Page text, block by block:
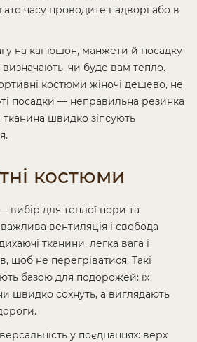
часу проводите надворі або в
на капюшон, манжети й посадку
визначають, чи буде вам тепло.
костюми жіночі дешево, не
посадки — неправильна резинка
швидко зіпсують
костюми
вибір для теплої пори та
вентиляція і свобода
тканини, легка вага і
щоб не перегріватися. Такі
базою для подорожей: їх
швидко сохнуть, а виглядають
у поєднаннях: верх